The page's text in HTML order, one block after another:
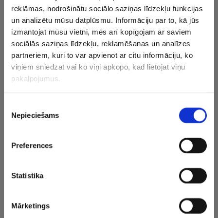
reklāmas, nodrošinātu sociālo saziņas līdzekļu funkcijas
un analizētu mūsu datplūsmu. Informāciju par to, kā jūs
izmantojat mūsu vietni, mēs arī kopīgojam ar saviem
sociālās saziņas līdzekļu, reklamēšanas un analīzes
partneriem, kuri to var apvienot ar citu informāciju, ko
viņiem sniedzat vai ko viņi apkopo, kad lietojat viņu
pakalpojumus.
izvēle
Nepieciešams
Preferences
Statistika
Mārketings
(155.), Sevastovai par četrām ailītēm (509.), Bartonei par
astoņām (563.), Tomasei par astoņām (592.), turpretī
Marcinkēviča atguvusi vienu pozīciju (658.). Dubultspēļu
rangā atrodas vēl astoņas Latvijas tenisistes, kuras ir
zemāk par 900. vietu.
Dubultspēļu rangā kā pirmā sezonu noslēdza čehiete
CITAS ZIŅAS NO ŠĪS KATEGORIJAS
“Ir milzīga atšķirība
starp indieti, kuram
Lieliskā
Pļaviņš/